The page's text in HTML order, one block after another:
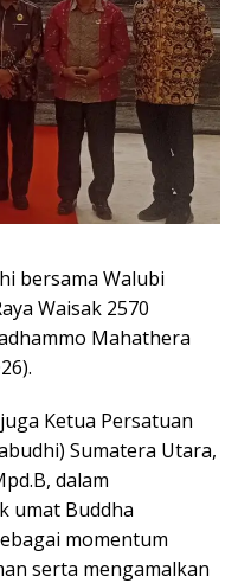
bersama Walubi
Waisak 2570
Mahathera
Ketua Persatuan
Sumatera Utara,
dalam
umat Buddha
momentum
serta mengamalkan